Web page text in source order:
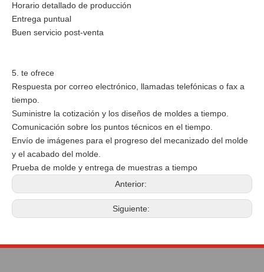
Horario detallado de producción
Entrega puntual
Buen servicio post-venta
5. te ofrece
Respuesta por correo electrónico, llamadas telefónicas o fax a
tiempo.
Suministre la cotización y los diseños de moldes a tiempo.
Comunicación sobre los puntos técnicos en el tiempo.
Envío de imágenes para el progreso del mecanizado del molde
y el acabado del molde.
Prueba de molde y entrega de muestras a tiempo
Anterior:
Siguiente: